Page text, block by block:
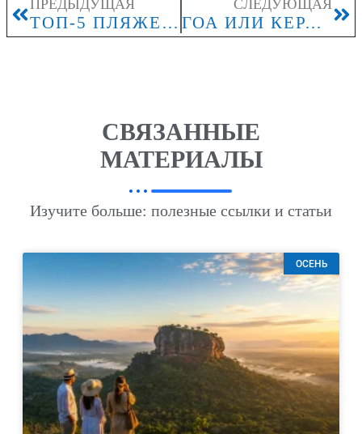
ПРЕДЫДУЩАЯ
ТОП-5 ПЛЯЖЕЙ ЕГИПТА: КУДА ПОЕХАТЬ?
СЛЕДУЮЩАЯ
ГОА ИЛИ КЕРАЛА: КАКОЙ КУРОРТ ЛУЧШЕ?
СВЯЗАННЫЕ
МАТЕРИАЛЫ
Изучите больше: полезные ссылки и статьи
ОСЕНЬ